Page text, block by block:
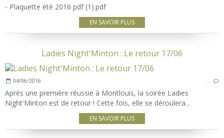
- Plaquette été 2016 pdf (1).pdf
EN SAVOIR PLUS
Ladies Night'Minton : Le retour 17/06
04/06/2016 …
Après une première réussie à Montlouis, la soirée Ladies
Night'Minton est de retour ! Cette fois, elle se déroulera...
EN SAVOIR PLUS